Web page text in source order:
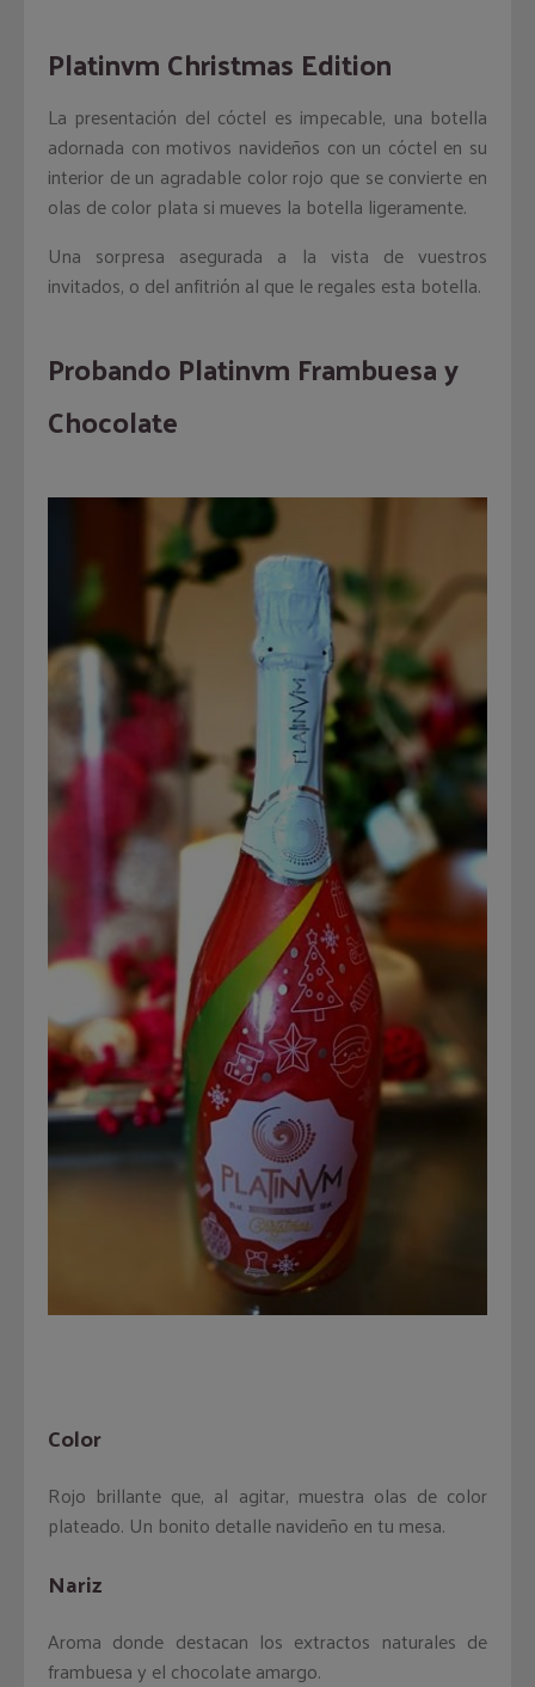
Platinvm Christmas Edition
La presentación del cóctel es impecable, una botella
adornada con motivos navideños con un cóctel en su
interior de un agradable color rojo que se convierte en
olas de color plata si mueves la botella ligeramente.
Una sorpresa asegurada a la vista de vuestros
invitados, o del anfitrión al que le regales esta botella.
Probando Platinvm Frambuesa y
Chocolate
Color
Rojo brillante que, al agitar, muestra olas de color
plateado. Un bonito detalle navideño en tu mesa.
Nariz
Aroma donde destacan los extractos naturales de
frambuesa y el chocolate amargo.